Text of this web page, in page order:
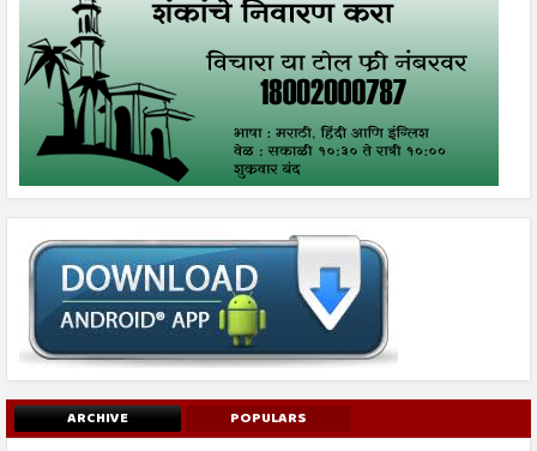
ARCHIVE POPULARS